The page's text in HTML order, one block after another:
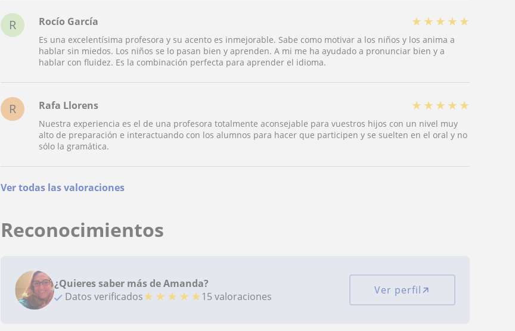
R Rocío García ★ ★ ★ ★ ★
Es una excelentísima profesora y su acento es inmejorable. Sabe como motivar a los niños y los anima a
hablar sin miedos. Los niños se lo pasan bien y aprenden. A mi me ha ayudado a pronunciar bien y a
hablar con fluidez. Es la combinación perfecta para aprender el idioma.
R Rafa Llorens ★ ★ ★ ★ ★
Nuestra experiencia es el de una profesora totalmente aconsejable para vuestros hijos con un nivel muy
alto de preparación e interactuando con los alumnos para hacer que participen y se suelten en el oral y no
sólo la gramática.
Ver todas las valoraciones
Reconocimientos
¿Quieres saber más de Amanda?
Datos verificados★ ★ ★ ★ ★15 valoraciones Ver perfil